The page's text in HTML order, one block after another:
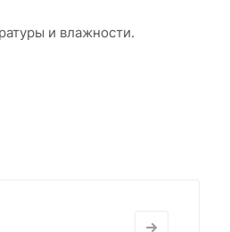
и влажности.